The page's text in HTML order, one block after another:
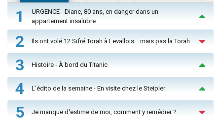
1
URGENCE - Diane, 80 ans, en danger dans un
appartement insalubre
2 Ils ont volé 12 Sifré Torah à Levallois… mais pas la Torah
3 Histoire - À bord du Titanic
4 L'édito de la semaine - En visite chez le Steipler
5 Je manque d'estime de moi, comment y remédier ?